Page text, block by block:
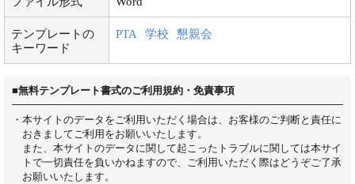
テンプレートの
キーワード
PTA 学校 懇親会
■無料テンプレート書式のご利用規約・免責事項
・本サイトのデータをご利用いただく場合は、お客様のご判断と責任に
おきましてご利用をお願いいたします。
また、本サイトのデータに関して起こったトラブルに関しては本サイ
トで一切責任を負いかねますので、ご利用いただく際はどうぞご了承
お願いいたします。